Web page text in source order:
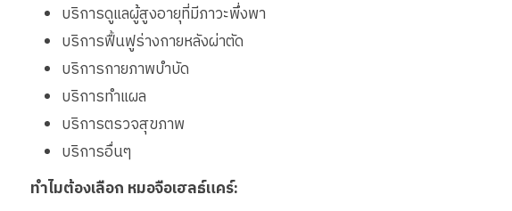
บริการดูแลผู้สูงอายุที่มีภาวะพึ่งพา
บริการฟื้นฟูร่างกายหลังผ่าตัด
บริการกายภาพบำบัด
บริการทำแผล
บริการตรวจสุขภาพ
บริการอื่นๆ
ทำไมต้องเลือก หมอจือเฮลธ์แคร์: